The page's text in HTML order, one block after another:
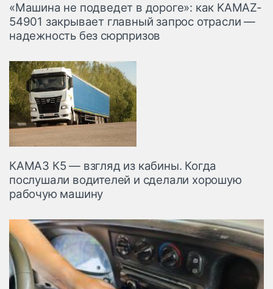
«Машина не подведет в дороге»: как KAMAZ-
54901 закрывает главный запрос отрасли —
надежность без сюрпризов
КАМАЗ К5 — взгляд из кабины. Когда
послушали водителей и сделали хорошую
рабочую машину